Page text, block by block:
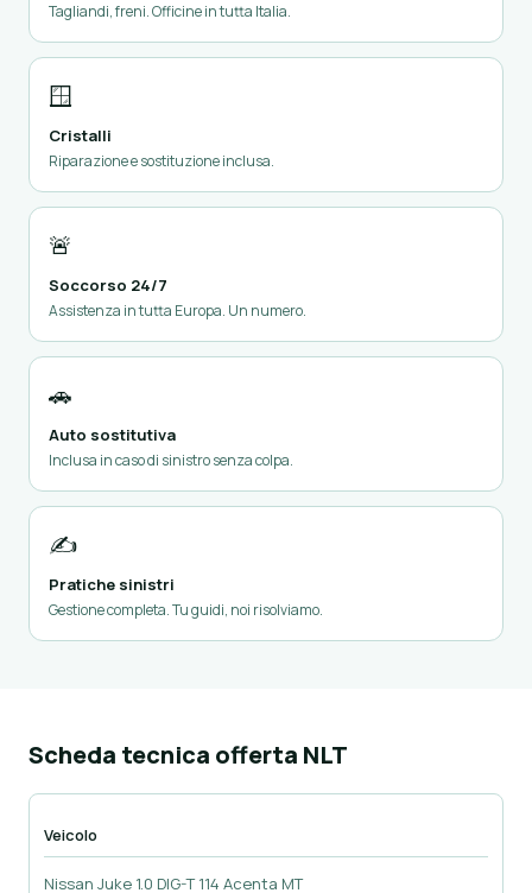
Tagliandi, freni. Officine in tutta Italia.
🪟
Cristalli
Riparazione e sostituzione inclusa.
🚨
Soccorso 24/7
Assistenza in tutta Europa. Un numero.
🚗
Auto sostitutiva
Inclusa in caso di sinistro senza colpa.
✍️
Pratiche sinistri
Gestione completa. Tu guidi, noi risolviamo.
Scheda tecnica offerta NLT
Veicolo
Nissan Juke 1.0 DIG-T 114 Acenta MT